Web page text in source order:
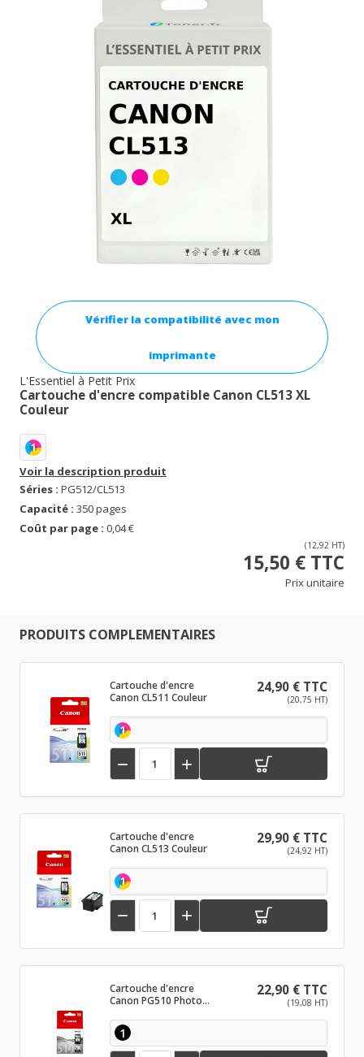
Vérifier la compatibilité avec mon
imprimante
L'Essentiel à Petit Prix
Cartouche d'encre compatible Canon CL513 XL
Couleur
1
Voir la description produit
Séries : PG512/CL513
Capacité : 350 pages
Coût par page : 0,04 €
(12,92 HT)
15,50 € TTC
Prix unitaire
PRODUITS COMPLEMENTAIRES
Cartouche d'encre
Canon CL511 Couleur
24,90 € TTC
(20,75 HT)
1
 
Cartouche d'encre
Canon CL513 Couleur
29,90 € TTC
(24,92 HT)
1
 
Cartouche d'encre
Canon PG510 Photo
22,90 € TTC
(19,08 HT)
1